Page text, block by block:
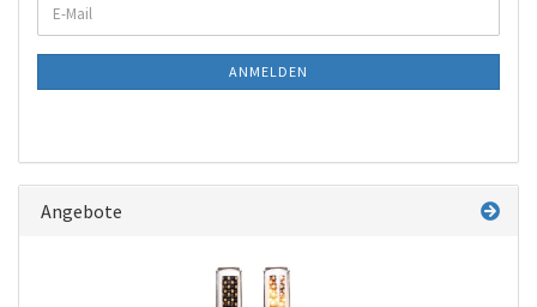
ZUR
NEWSLETTER-
E-
Mail
ANMELDEN
Angebote